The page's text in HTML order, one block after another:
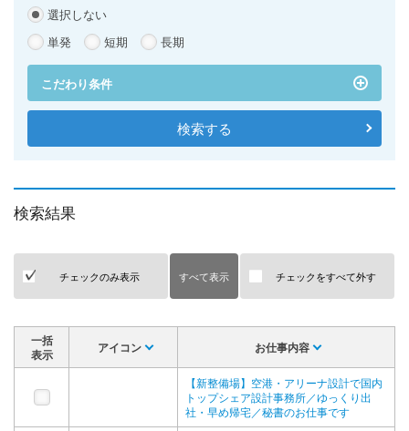
選択しない
単発
短期 長期
こだわり条件
検索結果
チェックのみ表示 すべて表示 チェックをすべて外す
一括
表示
アイコン お仕事内容
【新整備場】空港・アリーナ設計で国内
トップシェア設計事務所／ゆっくり出
社・早め帰宅／秘書のお仕事です